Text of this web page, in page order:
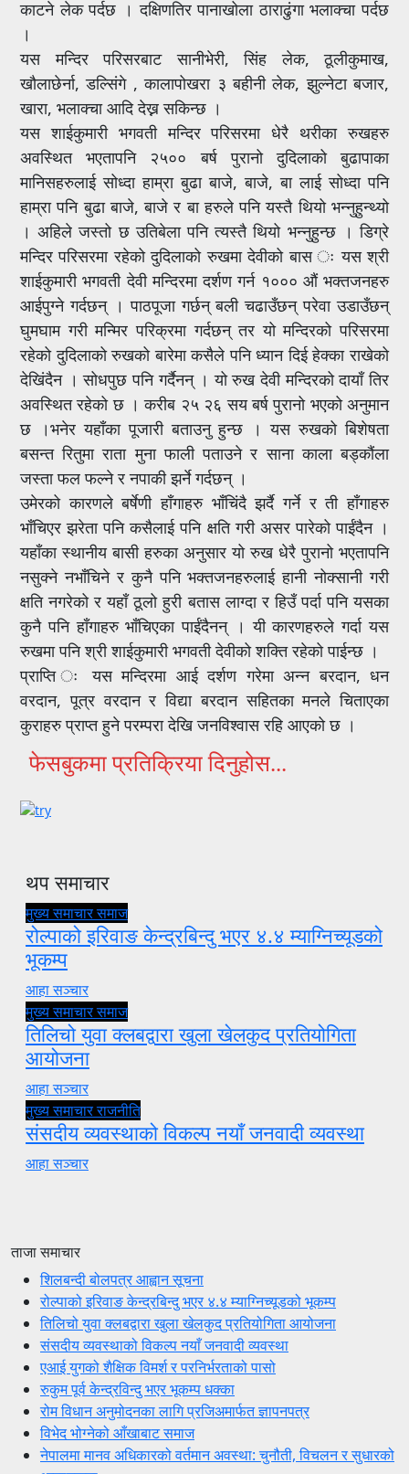
काटने लेक पर्दछ । दक्षिणतिर पानाखोला ठाराढुंगा भलाक्चा पर्दछ
।
यस मन्दिर परिसरबाट सानीभेरी, सिंह लेक, ठूलीकुमाख,
खौलाछेर्ना, डल्सिंगे , कालापोखरा ३ बहीनी लेक, झुल्नेटा बजार,
खारा, भलाक्चा आदि देख्न सकिन्छ ।
यस शाईकुमारी भगवती मन्दिर परिसरमा धेरै थरीका रुखहरु
अवस्थित भएतापनि २५०० बर्ष पुरानो दुदिलाको बुढापाका
मानिसहरुलाई सोध्दा हाम्रा बुढा बाजे, बाजे, बा लाई सोध्दा पनि
हाम्रा पनि बुढा बाजे, बाजे र बा हरुले पनि यस्तै थियो भन्नुहुन्थ्यो
। अहिले जस्तो छ उतिबेला पनि त्यस्तै थियो भन्नुहुन्छ । डिग्रे
मन्दिर परिसरमा रहेको दुदिलाको रुखमा देवीको बास ः यस श्री
शाईकुमारी भगवती देवी मन्दिरमा दर्शण गर्न १००० औं भक्तजनहरु
आईपुग्ने गर्दछन् । पाठपूजा गर्छन् बली चढाउँछन् परेवा उडाउँछन्
घुमघाम गरी मन्मिर परिक्रमा गर्दछन् तर यो मन्दिरको परिसरमा
रहेको दुदिलाको रुखको बारेमा कसैले पनि ध्यान दिई हेक्का राखेको
देखिंदैन । सोधपुछ पनि गर्दैनन् । यो रुख देवी मन्दिरको दायाँ तिर
अवस्थित रहेको छ । करीब २५ २६ सय बर्ष पुरानो भएको अनुमान
छ ।भनेर यहाँका पूजारी बताउनु हुन्छ । यस रुखको बिशेषता
बसन्त रितुमा राता मुना फाली पताउने र साना काला बड्कौंला
जस्ता फल फल्ने र नपाकी झर्ने गर्दछन् ।
उमेरको कारणले बर्षेणी हाँगाहरु भाँचिंदै झर्दै गर्ने र ती हाँगाहरु
भाँचिएर झरेता पनि कसैलाई पनि क्षति गरी असर पारेको पाईंदैन ।
यहाँका स्थानीय बासी हरुका अनुसार यो रुख धेरै पुरानो भएतापनि
नसुक्ने नभाँचिने र कुनै पनि भक्तजनहरुलाई हानी नोक्सानी गरी
क्षति नगरेको र यहाँ ठूलो हुरी बतास लाग्दा र हिउँ पर्दा पनि यसका
कुनै पनि हाँगाहरु भाँचिएका पाईंदैनन् । यी कारणहरुले गर्दा यस
रुखमा पनि श्री शाईकुमारी भगवती देवीको शक्ति रहेको पाईन्छ ।
प्राप्ति ः यस मन्दिरमा आई दर्शण गरेमा अन्न बरदान, धन
वरदान, पूत्र वरदान र विद्या बरदान सहितका मनले चिताएका
कुराहरु प्राप्त हुने परम्परा देखि जनविश्वास रहि आएको छ ।
फेसबुकमा प्रतिक्रिया दिनुहोस...
थप समाचार
मुख्य समाचारसमाज
रोल्पाको इरिवाङ केन्द्रबिन्दु भएर ४.४ म्याग्निच्यूडको
भूकम्प
आहा सञ्चार
मुख्य समाचारसमाज
तिलिचो युवा क्लबद्वारा खुला खेलकुद प्रतियोगिता
आयोजना
आहा सञ्चार
मुख्य समाचारराजनीति
संसदीय व्यवस्थाको विकल्प नयाँ जनवादी व्यवस्था
आहा सञ्चार
ताजा समाचार
शिलबन्दी बोलपत्र आह्वान सूचना
रोल्पाको इरिवाङ केन्द्रबिन्दु भएर ४.४ म्याग्निच्यूडको भूकम्प
तिलिचो युवा क्लबद्वारा खुला खेलकुद प्रतियोगिता आयोजना
संसदीय व्यवस्थाको विकल्प नयाँ जनवादी व्यवस्था
एआई युगको शैक्षिक विमर्श र परनिर्भरताको पासो
रुकुम पूर्व केन्द्रविन्दु भएर भूकम्प धक्का
रोम विधान अनुमोदनका लागि प्रजिअमार्फत ज्ञापनपत्र
विभेद भोग्नेको आँखाबाट समाज
नेपालमा मानव अधिकारको वर्तमान अवस्था: चुनौती, विचलन र सुधारको